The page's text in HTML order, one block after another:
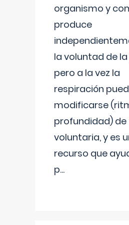
organismo y
produce
la voluntad de
pero a la vez la
respiración
modificarse
profundidad)
voluntaria, y es
recurso que
p...